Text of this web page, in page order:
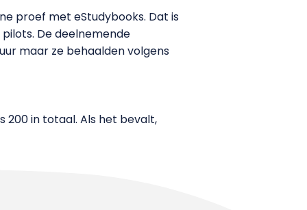
proef met eStudybooks. Dat is
De deelnemende
maar ze behaalden volgens
200 in totaal. Als het bevalt,